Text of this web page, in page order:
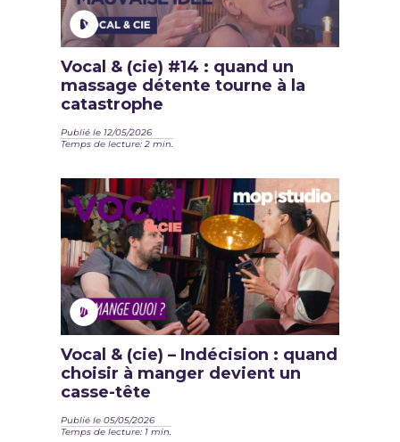
Vocal & (cie) #14 : quand un
massage détente tourne à la
catastrophe
Publié le 12/05/2026
Temps de lecture: 2 min.
Vocal & (cie) – Indécision : quand
choisir à manger devient un
casse-tête
Publié le 05/05/2026
Temps de lecture: 1 min.